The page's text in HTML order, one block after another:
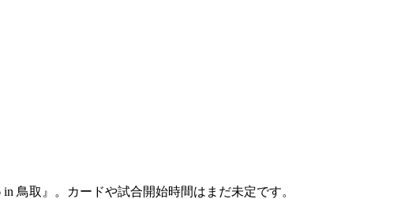
鳥取』。カードや試合開始時間はまだ未定です。